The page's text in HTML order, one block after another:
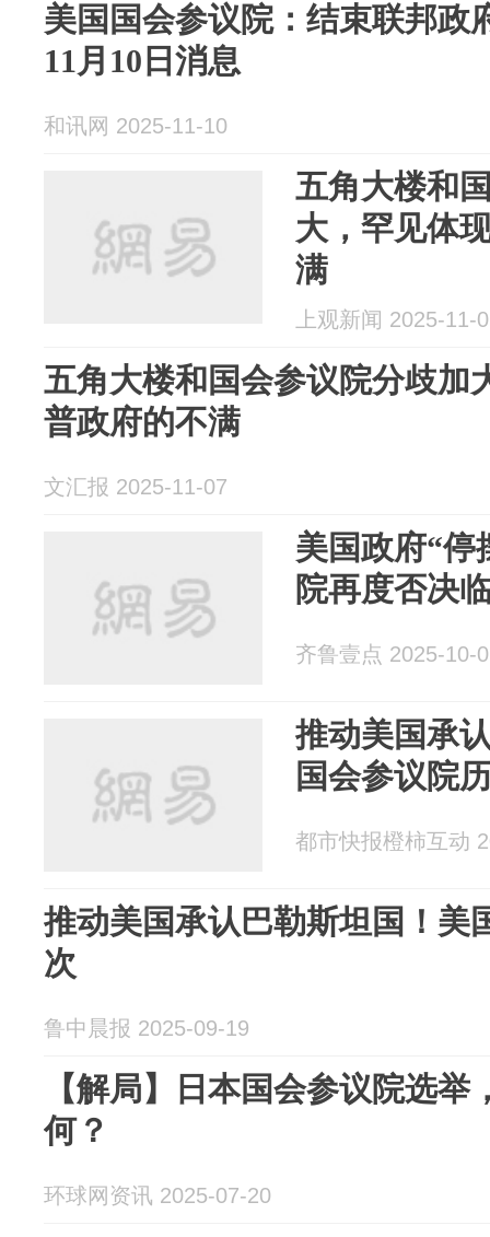
美国国会参议院：结束联邦政
11月10日消息
和讯网 2025-11-10
五角大楼和
大，罕见体
满
上观新闻 2025-11-
五角大楼和国会参议院分歧加
普政府的不满
文汇报 2025-11-07
美国政府“停
院再度否决
齐鲁壹点 2025-10-
推动美国承
国会参议院
都市快报橙柿互动
推动美国承认巴勒斯坦国！美
次
鲁中晨报 2025-09-19
【解局】日本国会参议院选举
何？
环球网资讯 2025-07-20